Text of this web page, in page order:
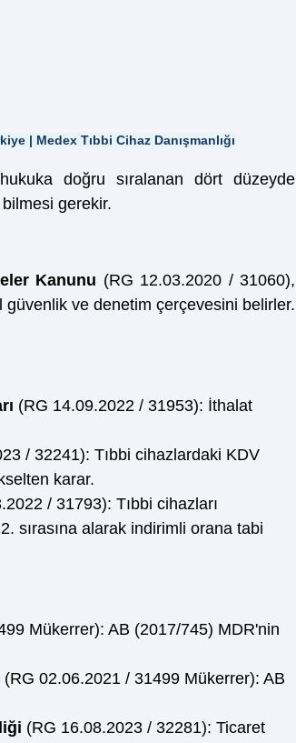
| Medex Tıbbi Cihaz Danışmanlığı
doğru sıralanan dört düzeyde
gerekir.
Kanunu (RG 12.03.2020 / 31060),
ve denetim çerçevesini belirler.
(RG 14.09.2022 / 31953): İthalat
/ 32241): Tıbbi cihazlardaki KDV
karar.
/ 31793): Tıbbi cihazları
sırasına alarak indirimli orana tabi
Mükerrer): AB (2017/745) MDR'nin
(RG 02.06.2021 / 31499 Mükerrer): AB
(RG 16.08.2023 / 32281): Ticaret